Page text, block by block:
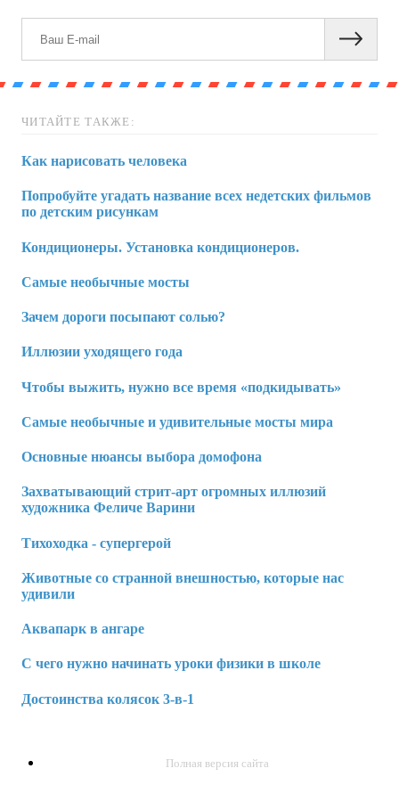
ЧИТАЙТЕ ТАКЖЕ:
Как нарисовать человека
Попробуйте угадать название всех недетских фильмов
по детским рисункам
Кондиционеры. Установка кондиционеров.
Самые необычные мосты
Зачем дороги посыпают солью?
Иллюзии уходящего года
Чтобы выжить, нужно все время «подкидывать»
Самые необычные и удивительные мосты мира
Основные нюансы выбора домофона
Захватывающий стрит-арт огромных иллюзий
художника Феличе Варини
Тихоходка - супергерой
Животные со странной внешностью, которые нас
удивили
Аквапарк в ангаре
С чего нужно начинать уроки физики в школе
Достоинства колясок 3-в-1
Полная версия сайта